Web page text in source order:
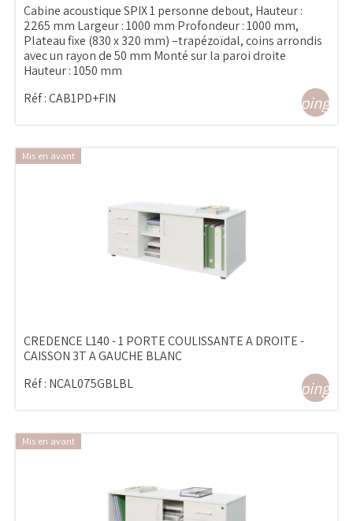
Cabine acoustique SPIX 1 personne debout, Hauteur :
2265 mm Largeur : 1000 mm Profondeur : 1000 mm,
Plateau fixe (830 x 320 mm) –trapézoïdal, coins arrondis
avec un rayon de 50 mm Monté sur la paroi droite
Hauteur : 1050 mm
Réf :CAB1PD+FIN
Mis en avant
CREDENCE L140 - 1 PORTE COULISSANTE A DROITE -
CAISSON 3T A GAUCHE BLANC
Réf : NCAL075GBLBL
Mis en avant